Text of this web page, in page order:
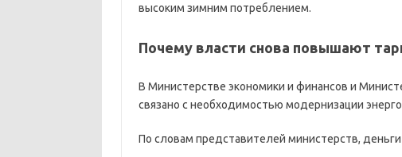
высоким зимним потреблением.
Почему власти снова повышают
В Министерстве экономики и финансов и
связано с необходимостью модернизации
По словам представителей министерств, деньги